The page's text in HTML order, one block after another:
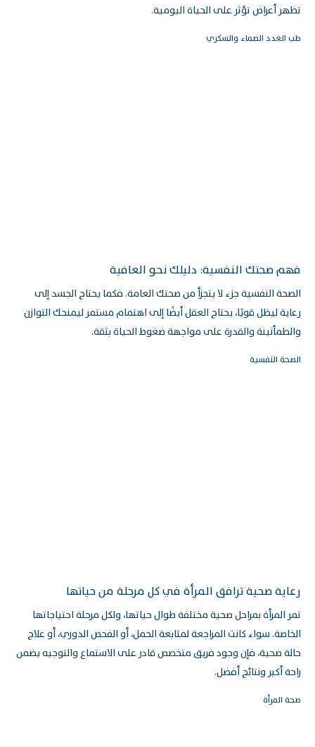
تظهر أعراض تؤثر على الحياة اليومية.
طب الغدد الصماء والسكري
فهم صحتك النفسية: دليلك نحو العافية
الصحة النفسية جزء لا يتجزأ من صحتك العامة. فكما يحتاج الجسد إلى
رعاية ليظل قويًا، يحتاج العقل أيضًا إلى اهتمام مستمر ليمنحك التوازن
والطمأنينة والقدرة على مواجهة ضغوط الحياة بثقة.
الصحة النفسية
رعاية صحية ترافق المرأة في كل مرحلة من حياتها
تمر المرأة بمراحل صحية مختلفة طوال حياتها، ولكل مرحلة احتياجاتها
الخاصة. سواء كانت المراجعة لمتابعة الحمل، أو الفحص الدوري، أو علاج
حالة صحية، فإن وجود فريق متخصص قادر على الاستماع والتوجيه يضمن
راحة أكبر ونتائج أفضل.
صحة المرأة